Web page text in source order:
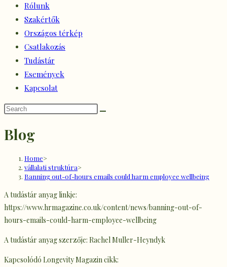
Rólunk
Szakértők
Országos térkép
Csatlakozás
Tudástár
Események
Kapcsolat
Blog
Home>
vállalati struktúra>
Banning out-of-hours emails could harm employee wellbeing
A tudástár anyag linkje:
https://www.hrmagazine.co.uk/content/news/banning-out-of-
hours-emails-could-harm-employee-wellbeing
A tudástár anyag szerzője: Rachel Muller-Heyndyk
Kapcsolódó Longevity Magazin cikk: